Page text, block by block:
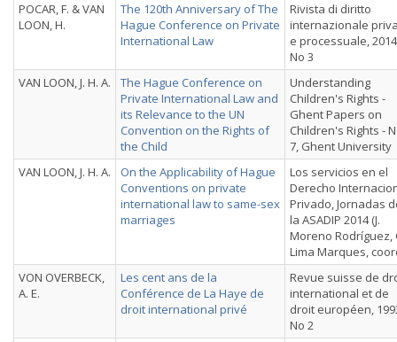
POCAR, F. & VAN
LOON, H.
The 120th Anniversary of The
Hague Conference on Private
International Law
Rivista di diritto
internazionale
e processuale,
No 3
VAN LOON, J. H. A.
The Hague Conference on
Private International Law and
its Relevance to the UN
Convention on the Rights of
the Child
Understanding
Children's Rights -
Ghent Papers on
Children's Rights -
7, Ghent University
VAN LOON, J. H. A.
On the Applicability of Hague
Conventions on private
international law to same-sex
marriages
Los servicios en el
Derecho
Privado, Jornadas
la ASADIP 2014 (J.
Moreno Rodríguez,
Lima Marques,
VON OVERBECK,
A. E.
Les cent ans de la
Conférence de La Haye de
droit international privé
Revue suisse de
international et de
droit européen,
No 2